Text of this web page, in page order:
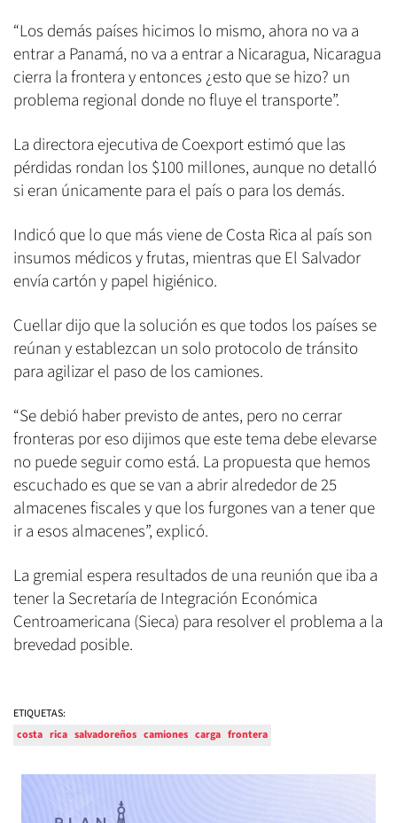
“Los demás países hicimos lo mismo, ahora no va a
entrar a Panamá, no va a entrar a Nicaragua, Nicaragua
cierra la frontera y entonces ¿esto que se hizo? un
problema regional donde no fluye el transporte”.
La directora ejecutiva de Coexport estimó que las
pérdidas rondan los $100 millones, aunque no detalló
si eran únicamente para el país o para los demás.
Indicó que lo que más viene de Costa Rica al país son
insumos médicos y frutas, mientras que El Salvador
envía cartón y papel higiénico.
Cuellar dijo que la solución es que todos los países se
reúnan y establezcan un solo protocolo de tránsito
para agilizar el paso de los camiones.
“Se debió haber previsto de antes, pero no cerrar
fronteras por eso dijimos que este tema debe elevarse
no puede seguir como está. La propuesta que hemos
escuchado es que se van a abrir alrededor de 25
almacenes fiscales y que los furgones van a tener que
ir a esos almacenes”, explicó.
La gremial espera resultados de una reunión que iba a
tener la Secretaría de Integración Económica
Centroamericana (Sieca) para resolver el problema a la
brevedad posible.
ETIQUETAS:
costa rica salvadoreños camiones carga frontera